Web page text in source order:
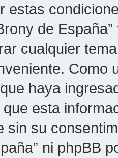
estas
de
cualquier
Como
haya
esta
sin su
ni phpBB